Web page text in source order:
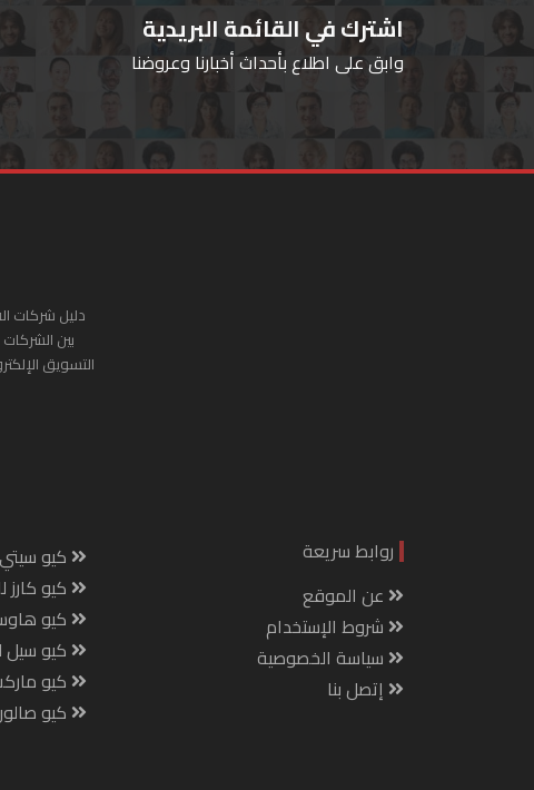
اشترك في القائمة البريدية
وابق على اطلاع بأحداث أخبارنا وعروضنا
دليل شركات
بين
التسويق
روابط سريعة
عن الموقع
شروط الإستخدام
سياسة الخصوصية
إتصل بنا
كيو
كيو كارز
كيو
كيو سيل
كيو
كيو